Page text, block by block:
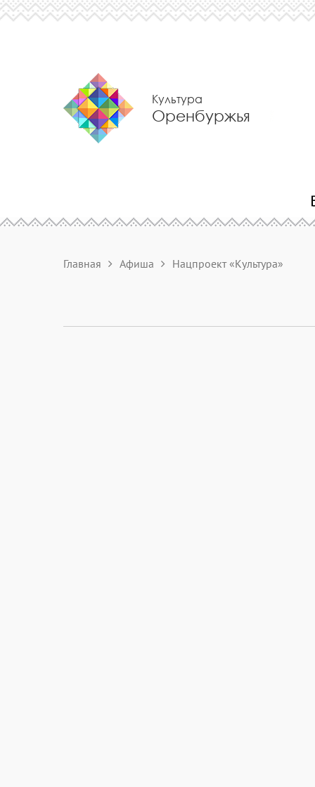
Культура
Оренбуржья
Главная Афиша Нацпроект «Культура»